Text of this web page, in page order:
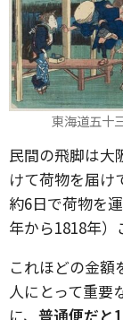
東海道五十
民間の飛脚は大
けて荷物を届け
約6日で荷物を
年から1818年）
これほどの金額
人にとって重要
に、 普通便だと